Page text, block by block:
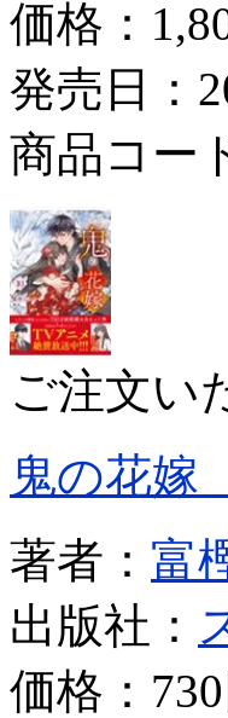
価格：
発売日：
商品コー
ご注文い
鬼の花嫁
著者： 富
出版社：
価格：